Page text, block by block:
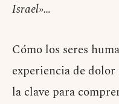
Israel»…
Cómo los seres
experiencia de dolor
la clave para